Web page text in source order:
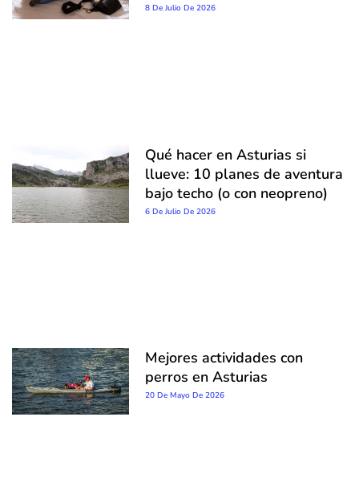
8 De Julio De 2026
Qué hacer en Asturias si
llueve: 10 planes de aventura
bajo techo (o con neopreno)
6 De Julio De 2026
Mejores actividades con
perros en Asturias
20 De Mayo De 2026